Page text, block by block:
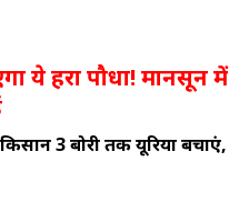
ये हरा पौधा! मानसून में
3 बोरी तक यूरिया बचाएं,